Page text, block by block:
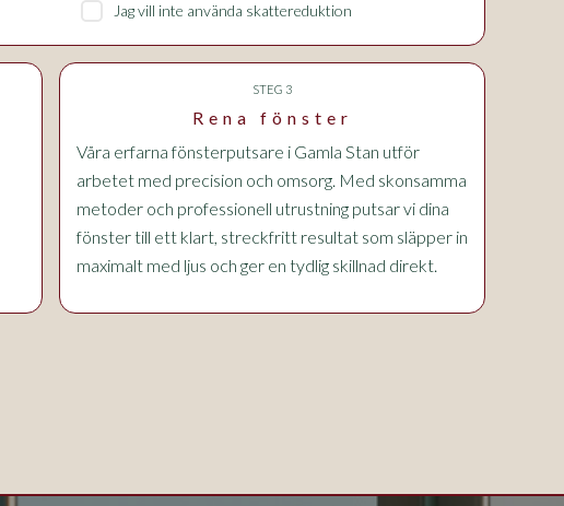
Jag vill inte använda skattereduktion
STEG 3
Rena fönster
Våra erfarna fönsterputsare i Gamla Stan utför
arbetet med precision och omsorg. Med skonsamma
metoder och professionell utrustning putsar vi dina
fönster till ett klart, streckfritt resultat som släpper in
maximalt med ljus och ger en tydlig skillnad direkt.